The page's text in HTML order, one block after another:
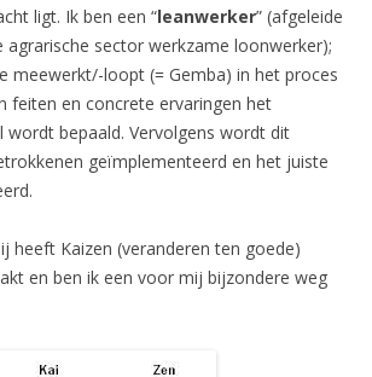
ligt. Ik ben een “leanwerker” (afgeleide
agrarische sector werkzame loonwerker);
meewerkt/-loopt (= Gemba) in het proces
feiten en concrete ervaringen het
wordt bepaald. Vervolgens wordt dit
geïmplementeerd en het juiste
heeft Kaizen (veranderen ten goede)
en ben ik een voor mij bijzondere weg